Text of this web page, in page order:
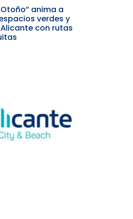
anima a
verdes y
con rutas